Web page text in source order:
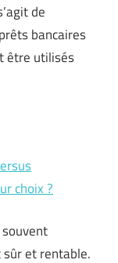
de
bancaires
être utilisés
choix ?
et rentable.